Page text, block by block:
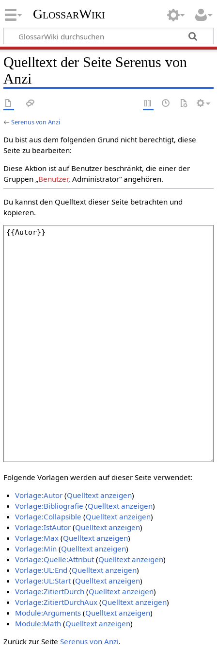
GlossarWiki
Quelltext der Seite Serenus von
Anzi
←Serenus von Anzi
Du bist aus dem folgenden Grund nicht berechtigt, diese
Seite zu bearbeiten:
Diese Aktion ist auf Benutzer beschränkt, die einer der
Gruppen „Benutzer, Administrator“ angehören.
Du kannst den Quelltext dieser Seite betrachten und
kopieren.
Folgende Vorlagen werden auf dieser Seite verwendet:
Vorlage:Autor (Quelltext anzeigen)
Vorlage:Bibliografie (Quelltext anzeigen)
Vorlage:Collapsible (Quelltext anzeigen)
Vorlage:IstAutor (Quelltext anzeigen)
Vorlage:Max (Quelltext anzeigen)
Vorlage:Min (Quelltext anzeigen)
Vorlage:Quelle:Attribut(Quelltext anzeigen)
Vorlage:UL:End (Quelltext anzeigen)
Vorlage:UL:Start(Quelltext anzeigen)
Vorlage:ZitiertDurch (Quelltext anzeigen)
Vorlage:ZitiertDurchAux (Quelltext anzeigen)
Module:Arguments (Quelltext anzeigen)
Module:Math (Quelltext anzeigen)
Zurück zur Seite Serenus von Anzi.